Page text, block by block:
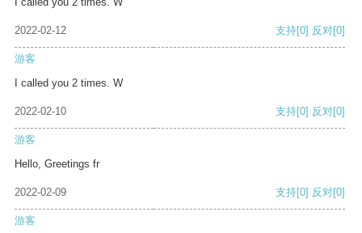
2022-02-12 支持[0] 反对[0]
游客
I called you 2 times. W
2022-02-10 支持[0] 反对[0]
游客
Hello, Greetings fr
2022-02-09 支持[0] 反对[0]
游客